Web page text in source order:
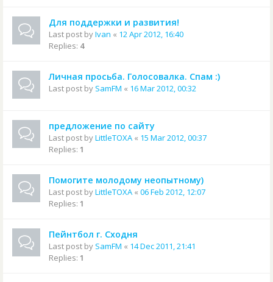
Для поддержки и развития!
Last post byIvan « 12 Apr 2012, 16:40
Replies: 4
Личная просьба. Голосовалка. Спам :)
Last post by SamFM « 16 Mar 2012, 00:32
предложение по сайту
Last post byLittleTOXA « 15 Mar 2012, 00:37
Replies: 1
Помогите молодому неопытному)
Last post byLittleTOXA « 06 Feb 2012, 12:07
Replies: 1
Пейнтбол г. Сходня
Last post by SamFM « 14 Dec 2011, 21:41
Replies: 1